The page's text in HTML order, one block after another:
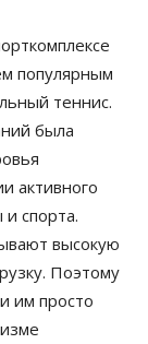
популярным
теннис.
была
активного
спорта.
высокую
Поэтому
им просто